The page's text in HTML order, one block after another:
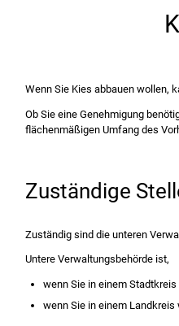
Wenn Sie Kies abbauen wollen,
Ob Sie eine Genehmigung
flächenmäßigen Umfang des
Zuständige
Zuständig sind die unteren
Untere Verwaltungsbehörde ist,
wenn Sie in einem
wenn Sie in einem